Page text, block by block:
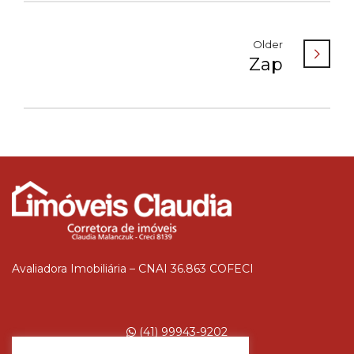
Older
Zap
Avaliadora Imobiliária – CNAI 36.863 COFECI
(41) 99943-9202